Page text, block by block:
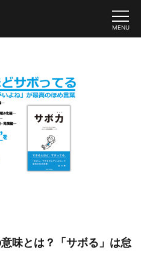
味とは？「サボる」は怠